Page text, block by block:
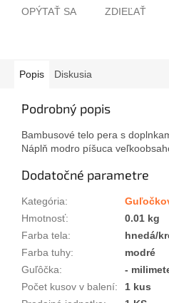
OPÝTAŤ SA ZDIEĽAŤ
Popis Diskusia
Podrobný popis
Bambusové telo pera s
Náplň modro píšuca
Dodatočné parametre
Kategória:
Hmotnosť:
0.01 kg
Farba tela:
hnedá/
Farba tuhy:
modré
Guľôčka:
-
Počet kusov v balení:
1 kus